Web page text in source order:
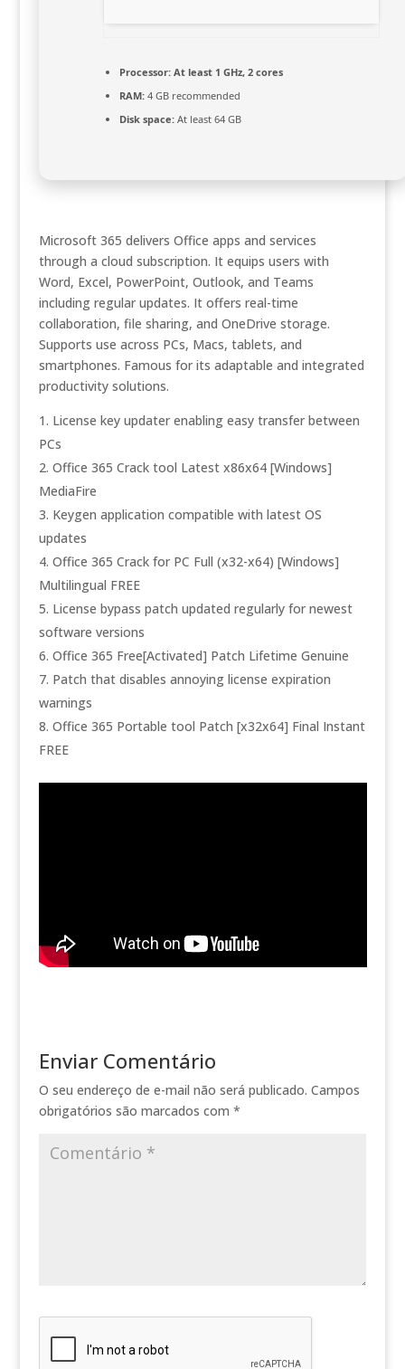
Processor:At least 1 GHz, 2 cores
RAM:4 GB recommended
Disk space:At least 64 GB
Microsoft 365 delivers Office apps and services
through a cloud subscription. It equips users with
Word, Excel, PowerPoint, Outlook, and Teams
including regular updates. It offers real-time
collaboration, file sharing, and OneDrive storage.
Supports use across PCs, Macs, tablets, and
smartphones. Famous for its adaptable and integrated
productivity solutions.
License key updater enabling easy transfer between
PCs
Office 365 Crack tool Latest x86x64 [Windows]
MediaFire
Keygen application compatible with latest OS
updates
Office 365 Crack for PC Full (x32-x64) [Windows]
Multilingual FREE
License bypass patch updated regularly for newest
software versions
Office 365 Free[Activated] Patch Lifetime Genuine
Patch that disables annoying license expiration
warnings
Office 365 Portable tool Patch [x32x64] Final Instant
FREE
Enviar Comentário
O seu endereço de e-mail não será publicado. Campos
obrigatórios são marcados com *